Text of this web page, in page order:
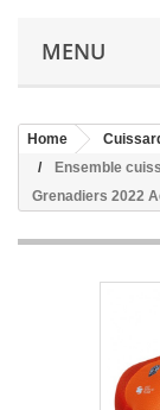
MENU
Home
Ensemble
Grenadiers 2022